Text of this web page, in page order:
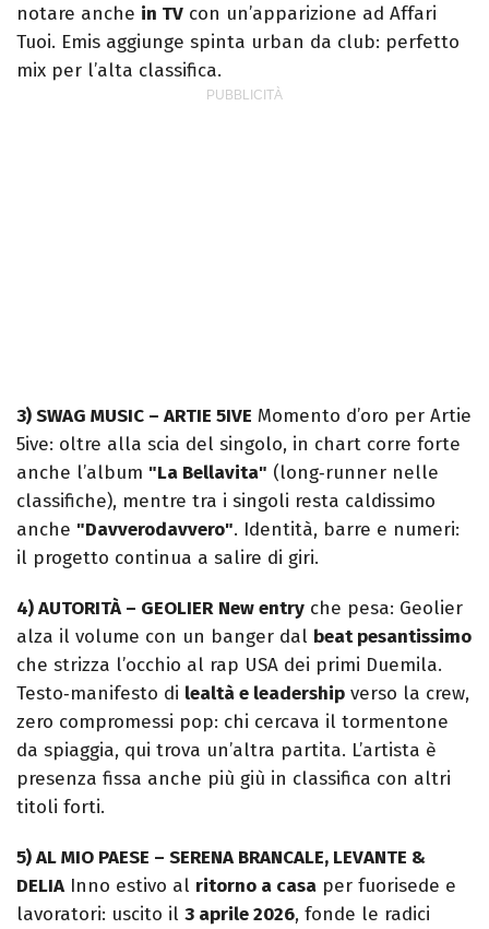
notare anche in TV con un’apparizione ad Affari
Tuoi. Emis aggiunge spinta urban da club: perfetto
mix per l’alta classifica.
3) SWAG MUSIC – ARTIE 5IVE Momento d’oro per Artie
5ive: oltre alla scia del singolo, in chart corre forte
anche l’album "La Bellavita" (long‑runner nelle
classifiche), mentre tra i singoli resta caldissimo
anche "Davverodavvero". Identità, barre e numeri:
il progetto continua a salire di giri.
4) AUTORITÀ – GEOLIER New entry che pesa: Geolier
alza il volume con un banger dal beat pesantissimo
che strizza l’occhio al rap USA dei primi Duemila.
Testo‑manifesto di lealtà e leadership verso la crew,
zero compromessi pop: chi cercava il tormentone
da spiaggia, qui trova un’altra partita. L’artista è
presenza fissa anche più giù in classifica con altri
titoli forti.
5) AL MIO PAESE – SERENA BRANCALE, LEVANTE &
DELIAInno estivo al ritorno a casa per fuorisede e
lavoratori: uscito il 3 aprile 2026, fonde le radici